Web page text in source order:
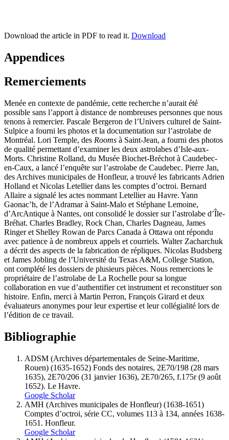
Download the article in PDF to read it. Download
Appendices
Remerciements
Menée en contexte de pandémie, cette recherche n’aurait été
possible sans l’apport à distance de nombreuses personnes que nous
tenons à remercier. Pascale Bergeron de l’Univers culturel de Saint-
Sulpice a fourni les photos et la documentation sur l’astrolabe de
Montréal. Lori Temple, des Rooms à Saint-Jean, a fourni des photos
de qualité permettant d’examiner les deux astrolabes d’Isle-aux-
Morts. Christine Rolland, du Musée Biochet-Bréchot à Caudebec-
en-Caux, a lancé l’enquête sur l’astrolabe de Caudebec. Pierre Jan,
des Archives municipales de Honfleur, a trouvé les fabricants Adrien
Holland et Nicolas Letellier dans les comptes d’octroi. Bernard
Allaire a signalé les actes nommant Letellier au Havre. Yann
Gaonac’h, de l’Adramar à Saint-Malo et Stéphane Lemoine,
d’ArcAntique à Nantes, ont consolidé le dossier sur l’astrolabe d’Île-
Bréhat. Charles Bradley, Rock Chan, Charles Dagneau, James
Ringer et Shelley Rowan de Parcs Canada à Ottawa ont répondu
avec patience à de nombreux appels et courriels. Walter Zacharchuk
a décrit des aspects de la fabrication de répliques. Nicolas Budsberg
et James Jobling de l’Université du Texas A&M, College Station,
ont complété les dossiers de plusieurs pièces. Nous remercions le
propriétaire de l’astrolabe de La Rochelle pour sa longue
collaboration en vue d’authentifier cet instrument et reconstituer son
histoire. Enfin, merci à Martin Perron, François Girard et deux
évaluateurs anonymes pour leur expertise et leur collégialité lors de
l’édition de ce travail.
Bibliographie
ADSM (Archives départementales de Seine-Maritime,
Rouen) (1635-1652) Fonds des notaires, 2E70/198 (28 mars
1635), 2E70/206 (31 janvier 1636), 2E70/265, f.175r (9 août
1652). Le Havre.
Google Scholar
AMH (Archives municipales de Honfleur) (1638-1651)
Comptes d’octroi, série CC, volumes 113 à 134, années 1638-
1651. Honfleur.
Google Scholar